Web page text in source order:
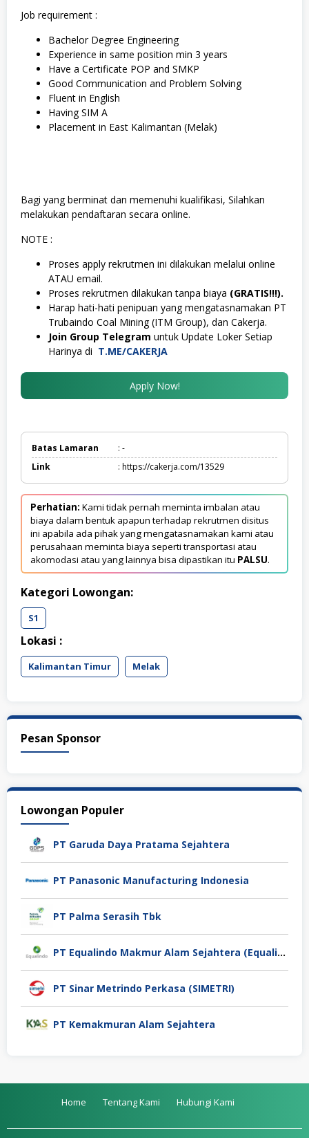
Job requirement :
Bachelor Degree Engineering
Experience in same position min 3 years
Have a Certificate POP and SMKP
Good Communication and Problem Solving
Fluent in English
Having SIM Α
Placement in East Kalimantan (Melak)
Bagi yang berminat dan memenuhi kualifikasi, Silahkan
melakukan pendaftaran secara online.
NOTE :
Proses apply rekrutmen ini dilakukan melalui online
ATAU email.
Proses rekrutmen dilakukan tanpa biaya (GRATIS!!!).
Harap hati-hati penipuan yang mengatasnamakan PT
Trubaindo Coal Mining (ITM Group), dan Cakerja.
Join Group Telegram untuk Update Loker Setiap
Harinya di T.ME/CAKERJA
Apply Now!
Batas Lamaran
: -
Link
: https://cakerja.com/13529
Perhatian: Kami tidak pernah meminta imbalan atau
biaya dalam bentuk apapun terhadap rekrutmen disitus
ini apabila ada pihak yang mengatasnamakan kami atau
perusahaan meminta biaya seperti transportasi atau
akomodasi atau yang lainnya bisa dipastikan itu PALSU.
Kategori Lowongan:
S1
Lokasi :
Kalimantan Timur Melak
Pesan Sponsor
Lowongan Populer
PT Garuda Daya Pratama Sejahtera
PT Panasonic Manufacturing Indonesia
PT Palma Serasih Tbk
PT Equalindo Makmur Alam Sejahtera (Equalindo Group)
PT Sinar Metrindo Perkasa (SIMETRI)
PT Kemakmuran Alam Sejahtera
Home Tentang Kami Hubungi Kami